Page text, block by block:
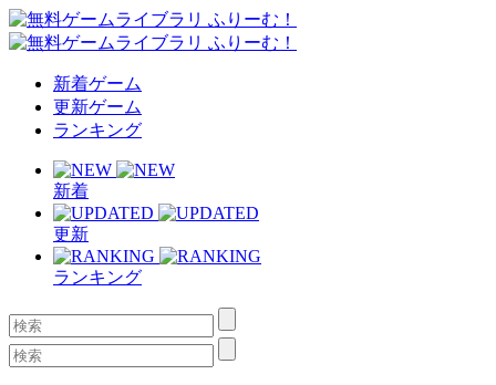
新着ゲーム
更新ゲーム
ランキング
新着
更新
ランキング